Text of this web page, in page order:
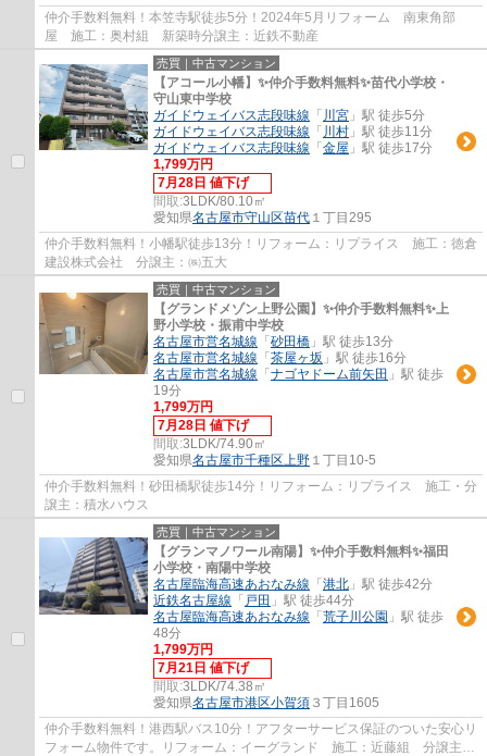
仲介手数料無料！本笠寺駅徒歩5分！2024年5月リフォーム 南東角部
屋 施工：奥村組 新築時分譲主：近鉄不動産
売買｜中古マンション
【アコール小幡】✨️仲介手数料無料✨️苗代小学校・
守山東中学校
ガイドウェイバス志段味線 「 川宮 」駅 徒歩5分
ガイドウェイバス志段味線 「 川村 」駅 徒歩11分
ガイドウェイバス志段味線 「 金屋 」駅 徒歩17分
1,799万円
7月28日 値下げ
間取:3LDK/80.10㎡
愛知県名古屋市守山区苗代 １丁目295
仲介手数料無料！小幡駅徒歩13分！リフォーム：リプライス 施工：徳倉
建設株式会社 分譲主：㈱五大
売買｜中古マンション
【グランドメゾン上野公園】✨️仲介手数料無料✨️上
野小学校・振甫中学校
名古屋市営名城線 「 砂田橋 」駅 徒歩13分
名古屋市営名城線 「 茶屋ヶ坂 」駅 徒歩16分
名古屋市営名城線 「 ナゴヤドーム前矢田 」駅 徒歩
19分
1,799万円
7月28日 値下げ
間取:3LDK/74.90㎡
愛知県名古屋市千種区上野 １丁目10-5
仲介手数料無料！砂田橋駅徒歩14分！リフォーム：リプライス 施工・分
譲主：積水ハウス
売買｜中古マンション
【グランマノワール南陽】✨️仲介手数料無料✨️福田
小学校・南陽中学校
名古屋臨海高速あおなみ線 「 港北 」駅 徒歩42分
近鉄名古屋線 「 戸田 」駅 徒歩44分
名古屋臨海高速あおなみ線 「 荒子川公園 」駅 徒歩
48分
1,799万円
7月21日 値下げ
間取:3LDK/74.38㎡
愛知県名古屋市港区小賀須 ３丁目1605
仲介手数料無料！港西駅バス10分！アフターサービス保証のついた安心リ
フォーム物件です。リフォーム：イーグランド 施工：近藤組 分譲主：